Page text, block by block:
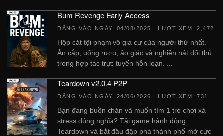
Bum Revenge Early Access
ĐĂNG VÀO NGÀY: 04/08/2025 | LƯỢT XEM: 2,472
Hộp cát tội phạm vô gia cư của người thứ nhất.
Ăn cắp, uống rượu, ảo giác và nghiền nát đối thủ
trong hợp tác trực tuyến hỗn loạn. ...
Teardown v2.0.4-P2P
ĐĂNG VÀO NGÀY: 24/06/2026 | LƯỢT XEM: 731
Bạn đang buồn chán và muốn tìm 1 trò chơi xả
stress đúng nghĩa? Tải game hành động
Teardown và bắt đầu đập phá thành phố mở cực